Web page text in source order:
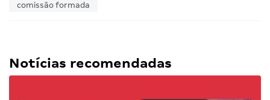
comissão formada
Notícias recomendadas